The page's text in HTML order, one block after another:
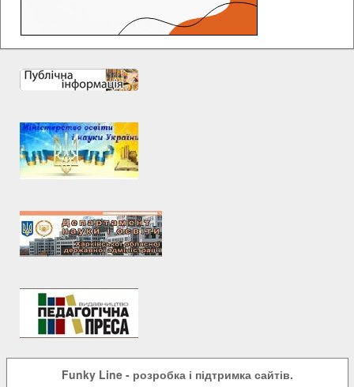
Funky Line- розробка і підтримка сайтів.